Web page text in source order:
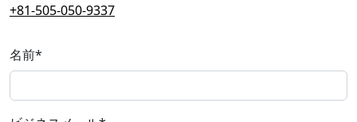
+81-505-050-9337
名前*